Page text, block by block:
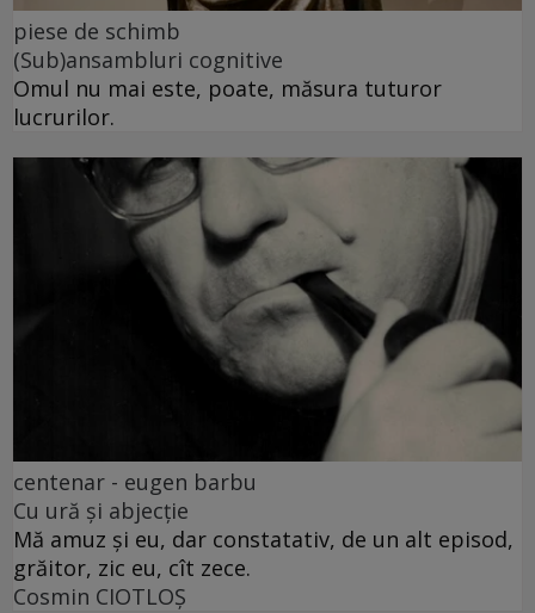
piese de schimb
(Sub)ansambluri cognitive
Omul nu mai este, poate, măsura tuturor
lucrurilor.
centenar - eugen barbu
Cu ură și abjecție
Mă amuz și eu, dar constatativ, de un alt episod,
grăitor, zic eu, cît zece.
Cosmin CIOTLOŞ